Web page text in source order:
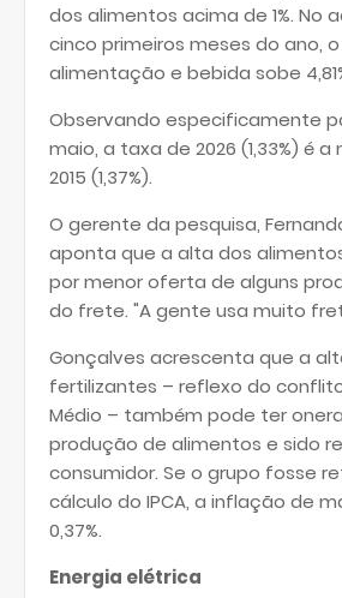
dos alimentos acima de 1%. No
cinco primeiros meses do ano,
alimentação e bebida sobe
Observando especificamente
maio, a taxa de 2026 (1,33%) é
2015 (1,37%).
O gerente da pesquisa,
aponta que a alta dos
por menor oferta de alguns
do frete. "A gente usa muito
Gonçalves acrescenta que a
fertilizantes – reflexo do
Médio – também pode ter
produção de alimentos e sido
consumidor. Se o grupo fosse
cálculo do IPCA, a inflação de
0,37%.
Energia elétrica